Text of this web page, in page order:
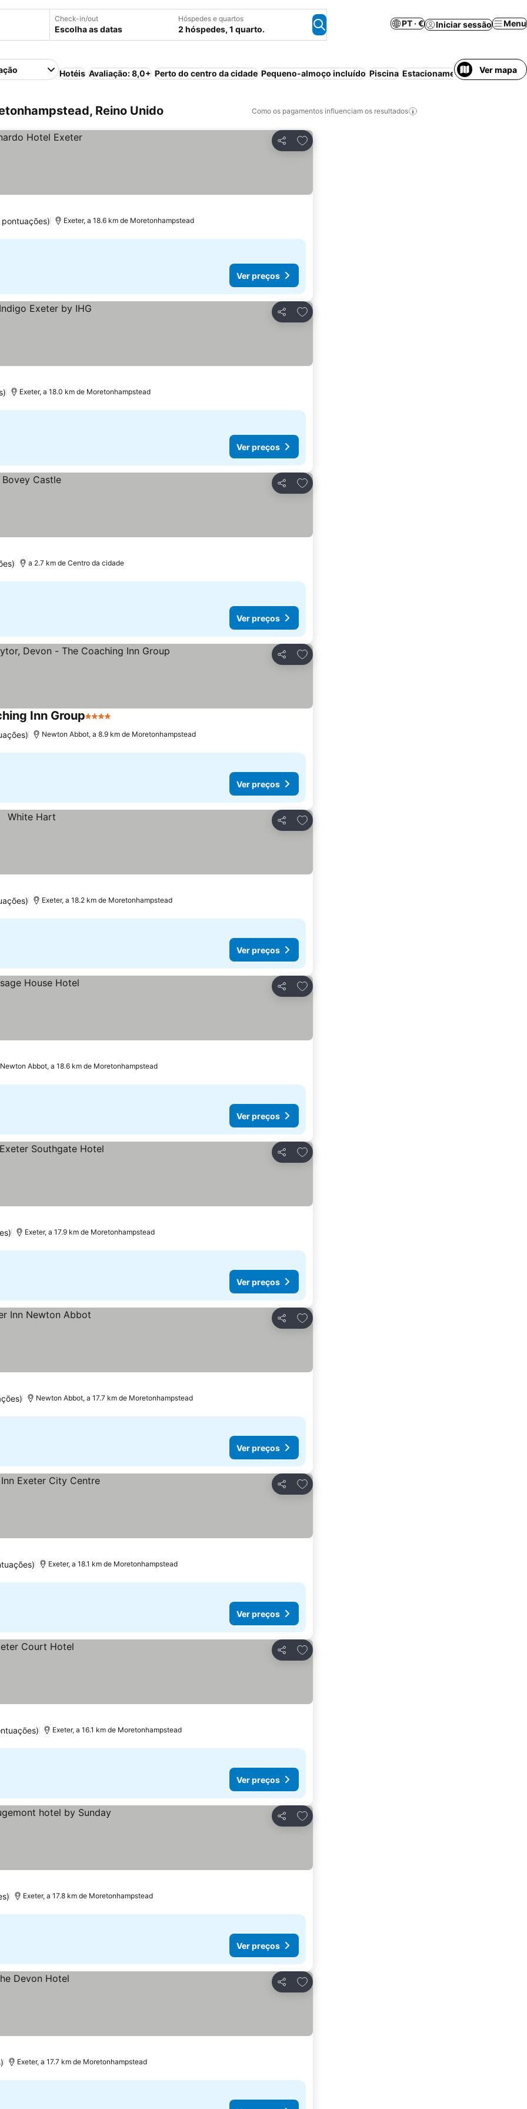
Check-in/out
Escolha as datas
Hóspedes e quartos
2 hóspedes, 1 quarto.
PT · € Iniciar sessão Menu
Hotéis Avaliação: 8,0+ Perto do centro da cidade Pequeno-almoço incluído Piscina Estacionamento Ver mapa
Reino Unido Como os pagamentos influenciam os resultados
Partilhar
Adicionar aos favoritos
pontuações) Exeter, a 18.6 km de Moretonhampstead
Ver preços
Partilhar
Adicionar aos favoritos
Exeter, a 18.0 km de Moretonhampstead
Ver preços
Partilhar
Adicionar aos favoritos
a 2.7 km de Centro da cidade
Ver preços
Partilhar
Adicionar aos favoritos
Inn Group4 Estrelas
Newton Abbot, a 8.9 km de Moretonhampstead
Ver preços
Partilhar
Adicionar aos favoritos
Exeter, a 18.2 km de Moretonhampstead
Ver preços
Partilhar
Adicionar aos favoritos
Newton Abbot, a 18.6 km de Moretonhampstead
Ver preços
Partilhar
Adicionar aos favoritos
Exeter, a 17.9 km de Moretonhampstead
Ver preços
Partilhar
Adicionar aos favoritos
Newton Abbot, a 17.7 km de Moretonhampstead
Ver preços
Partilhar
Adicionar aos favoritos
Exeter, a 18.1 km de Moretonhampstead
Ver preços
Partilhar
Adicionar aos favoritos
Exeter, a 16.1 km de Moretonhampstead
Ver preços
Partilhar
Adicionar aos favoritos
Exeter, a 17.8 km de Moretonhampstead
Ver preços
Partilhar
Adicionar aos favoritos
Exeter, a 17.7 km de Moretonhampstead